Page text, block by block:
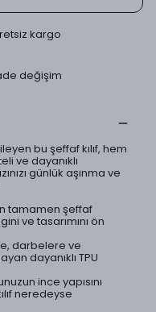
kargo
değişim
bu şeffaf kılıf, hem
ve dayanıklı
günlük aşınma ve
tamamen şeffaf
ve tasarımını ön
darbelere ve
dayanıklı TPU
ince yapısını
neredeyse